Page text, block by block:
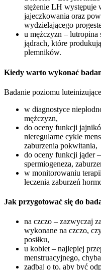
stężenie LH występuje
jajeczkowania oraz
wydzielającego
u mężczyzn –
jądrach, które
plemników.
Kiedy warto wykonać
Badanie poziomu
w diagnostyce
mężczyzn,
do oceny funkcji
nieregularne cykle
zaburzenia pokwitania,
do oceny funkcji jąder
spermiogeneza,
w monitorowaniu
leczenia zaburzeń
Jak przygotować się do
na czczo – zazwyczaj
wykonane na czczo,
posiłku,
u kobiet – najlepiej
menstruacyjnego,
zadbaj o to, aby być